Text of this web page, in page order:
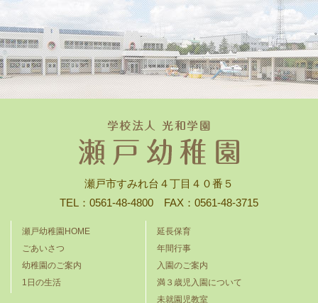
瀬戸市すみれ台４丁目４０番５
TEL：0561-48-4800 FAX：0561-48-3715
瀬戸幼稚園HOME
ごあいさつ
幼稚園のご案内
1日の生活
延長保育
年間行事
入園のご案内
満３歳児入園について
未就園児教室